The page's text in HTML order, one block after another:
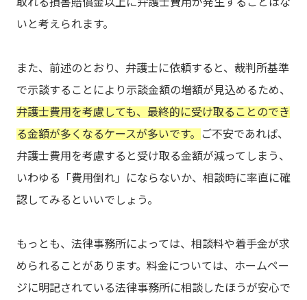
いと考えられます。
また、前述のとおり、弁護士に依頼すると、裁判所基準
で示談することにより示談金額の増額が見込めるため、
弁護士費用を考慮しても、最終的に受け取ることのでき
る金額が多くなるケースが多いです。ご不安であれば、
弁護士費用を考慮すると受け取る金額が減ってしまう、
いわゆる「費用倒れ」にならないか、相談時に率直に確
認してみるといいでしょう。
もっとも、法律事務所によっては、相談料や着手金が求
められることがあります。料金については、ホームペー
ジに明記されている法律事務所に相談したほうが安心で